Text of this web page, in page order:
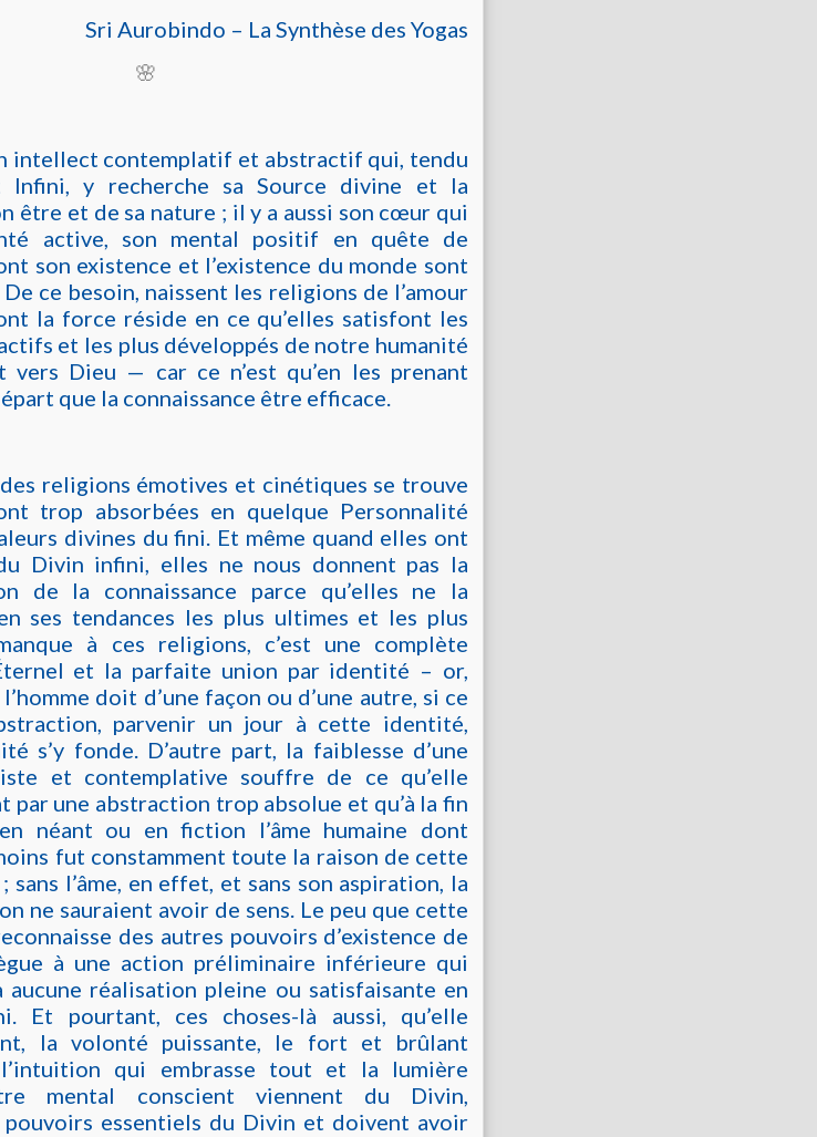
Sri Aurobindo – La Synthèse des Yogas
🌸
intellect contemplatif et abstractif qui, tendu
Infini, y recherche sa Source divine et la
être et de sa nature ; il y a aussi son cœur qui
active, son mental positif en quête de
son existence et l’existence du monde sont
De ce besoin, naissent les religions de l’amour
la force réside en ce qu’elles satisfont les
et les plus développés de notre humanité
vers Dieu — car ce n’est qu’en les prenant
que la connaissance être efficace.
religions émotives et cinétiques se trouve
trop absorbées en quelque Personnalité
divines du fini. Et même quand elles ont
Divin infini, elles ne nous donnent pas la
de la connaissance parce qu’elles ne la
ses tendances les plus ultimes et les plus
à ces religions, c’est une complète
et la parfaite union par identité – or,
doit d’une façon ou d’une autre, si ce
parvenir un jour à cette identité,
s’y fonde. D’autre part, la faiblesse d’une
et contemplative souffre de ce qu’elle
par une abstraction trop absolue et qu’à la fin
néant ou en fiction l’âme humaine dont
fut constamment toute la raison de cette
sans l’âme, en effet, et sans son aspiration, la
ne sauraient avoir de sens. Le peu que cette
des autres pouvoirs d’existence de
à une action préliminaire inférieure qui
aucune réalisation pleine ou satisfaisante en
Et pourtant, ces choses-là aussi, qu’elle
la volonté puissante, le fort et brûlant
l’intuition qui embrasse tout et la lumière
mental conscient viennent du Divin,
pouvoirs essentiels du Divin et doivent avoir